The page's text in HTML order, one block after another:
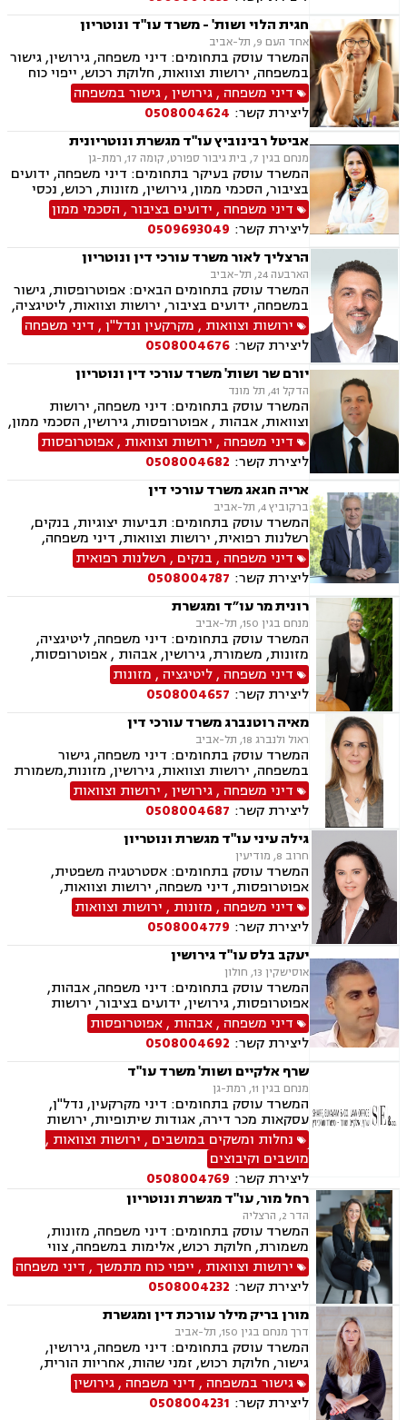
נוטריון
חגית הלוי ושות' - משרד עו"ד ונוטריון
אחד העם 9, תל-אביב
המשרד עוסק בתחומים: דיני משפחה, גירושין, גישור
במשפחה, ירושות וצוואות, חלוקת רכוש, ייפוי כוח
מתמשך, הסכמי ממון, ידועים בציבור, משמורת,
מזונות
דיני משפחה ,גירושין,גישור במשפחה
ליצירת קשר: 0508004624
אביטל רבינוביץ עו"ד מגשרת ונוטריונית
מנחם בגין 7, בית גיבור ספורט, קומה 17, רמת-גן
המשרד עוסק בעיקר בתחומים: דיני משפחה, ידועים
בציבור, הסכמי ממון, גירושין, מזונות, רכוש, נכסי
קריירה, זמני שהות (החזקת ילדים/משמורת), ירושות
וצוואות, התנגדות לצוואה, גישור במשפחה, אימוץ,
מעמד אישי, ייפוי כוח מתמשך, עסקאות מכר דירה,
דיני חוזים.
דיני משפחה , ידועים בציבור, הסכמי ממון
ליצירת קשר: 0509693049
הרצליך לאור משרד עורכי דין ונוטריון
הארבעה 24, תל-אביב
המשרד עוסק בתחומים הבאים: אפוטרופסות, גישור
במשפחה, ידועים בציבור, ירושות וצוואות, ליטיגציה,
ליקויי בנייה, מיסוי נדל"ן, עסקאות מכר דירה,
קבוצות רכישה, תכנון ובניה, דיני חוזים ומסחר, דיני
מקרקעין, דיני משפחה, אבהות , גירושין, דיור מוגן,
הורות חד מינית, מגרשים חקלאיים, מזונות,
קבוצות רכישה, הוצאה לפועל.
ירושות וצוואות , מקרקעין ונדל"ן, דיני משפחה
ליצירת קשר: 0508004676
יורם שר ושות' משרד עורכי דין ונוטריון
הדקל 41, תל מונד
המשרד עוסק בתחומים: דיני משפחה, ירושות
וצוואות, אבהות , אפוטרופסות, גירושין, הסכמי ממון,
ידועים בציבור, מזונות, משמורת, אזרחויות ואשרות,
דיני הגירה, הסדרת מעמד בישראל.
דיני משפחה , ירושות וצוואות ,אפוטרופסות
ליצירת קשר: 0508004682
אריה חגאג משרד עורכי דין
ברקוביץ 4, תל-אביב
המשרד עוסק בתחומים: תביעות יצוגיות, בנקים,
רשלנות רפואית, ירושות וצוואות, דיני משפחה,
ידועים בציבור, דיני מקרקעין, גירושין, דיני תאגידים,
פשיטת רגל
דיני משפחה , בנקים , רשלנות רפואית
ליצירת קשר: 0508004787
רונית מר עו״ד ומגשרת
מנחם בגין 150, תל-אביב
המשרד עוסק בתחומים: דיני משפחה, ליטיגציה,
מזונות, משמורת, גירושין, אבהות , אפוטרופסות,
גישור במשפחה, ירושות וצוואות, הסכמי ממון, ייפוי
כוח מתמשך, ידועים בציבור, הורות חד מינית, חלוקת
רכוש, מעמד אישי, זמני שהות, ניכור הורי
דיני משפחה ,ליטיגציה , מזונות
ליצירת קשר: 0508004657
מאיה רוטנברג משרד עורכי דין
ראול ולנברג 18, תל-אביב
המשרד עוסק בתחומים: דיני משפחה, גישור
במשפחה, ירושות וצוואות, גירושין, מזונות,משמורת
ילדים,הסכמי ממון
דיני משפחה ,גירושין, ירושות וצוואות
ליצירת קשר: 0508004687
גילה עיני עו"ד מגשרת ונוטריון
חרוב 8, מודיעין
המשרד עוסק בתחומים: אסטרטגיה משפטית,
אפוטרופסות, דיני משפחה, ירושות וצוואות,
ליטיגציה, פונדקאות, צווי מניעה, גירושין, הגירה ,
הורות חד מינית, הסכמי ממון, ידועים בציבור,
מזונות, משמורת, גישור במשפחה, מגשרים, אבהות ,
גישור ובוררויות, חלוקת רכוש, מעמד אישי, נדל"ן,
עסקאות מכר דירה, דיני מקרקעין, ייפוי כח מתמשך,
אחריות הורית, הסדרי שהות, נוטריון
דיני משפחה , מזונות , ירושות וצוואות
ליצירת קשר: 0508004779
יעקב בלס עו"ד גירושין
אוסישקין 13, חולון
המשרד עוסק בתחומים: דיני משפחה, אבהות,
אפוטרופסות, גירושין, ידועים בציבור, ירושות
וצוואות, מזונות, עסקאות מכר דירה, הסכמי ממון,
חלוקת רכוש, ייצוג קטינים ונישואים אזרחיים.
דיני משפחה ,אבהות ,אפוטרופסות
ליצירת קשר: 0508004692
שרף אלקיים ושות' משרד עו"ד
מנחם בגין 11, רמת-גן
המשרד עוסק בתחומים: דיני מקרקעין, נדל"ן,
עסקאות מכר דירה, אגודות שיתופיות, ירושות
וצוואות, דיני תאגידים, דיני משפחה, גירושין, הסכמי
ממון, העברה בין דורית, ידועים בציבור, מזונות,
חדלות פרעון, מושבים וקיבוצים.
נחלות ומשקים במושבים , ירושות וצוואות ,
מושבים וקיבוצים
ליצירת קשר: 0508004769
רחל מור, עו"ד מגשרת ונוטריון
הדר 2, הרצליה
המשרד עוסק בתחומים: דיני משפחה, מזונות,
משמורת, חלוקת רכוש, אלימות במשפחה, צווי
מניעה, גירושין, ירושות וצוואות, אפוטרופסות, ייפוי
כוח מתמשך, חוק הנוער, אימוץ , הסכמי ממון, מעמד
אישי, גישור במשפחה, ידועים בציבור, נדל"ן,
עסקאות מכר דירה
ירושות וצוואות , ייפוי כוח מתמשך, דיני משפחה
ליצירת קשר: 0508004232
מורן בריק מילר עורכת דין ומגשרת
דרך מנחם בגין 150, תל-אביב
המשרד עוסק בתחומים: דיני משפחה, גירושין,
גישור, חלוקת רכוש, זמני שהות, אחריות הורית,
מזונות, הורות חד מינית, אבהות , הסכמי ממון,
ידועים בציבור, ירושות וצוואות, ליטיגציה, עסקאות
מכר דירה, ייפוי כוח מתמשך
גישור במשפחה , דיני משפחה ,גירושין
ליצירת קשר: 0508004231